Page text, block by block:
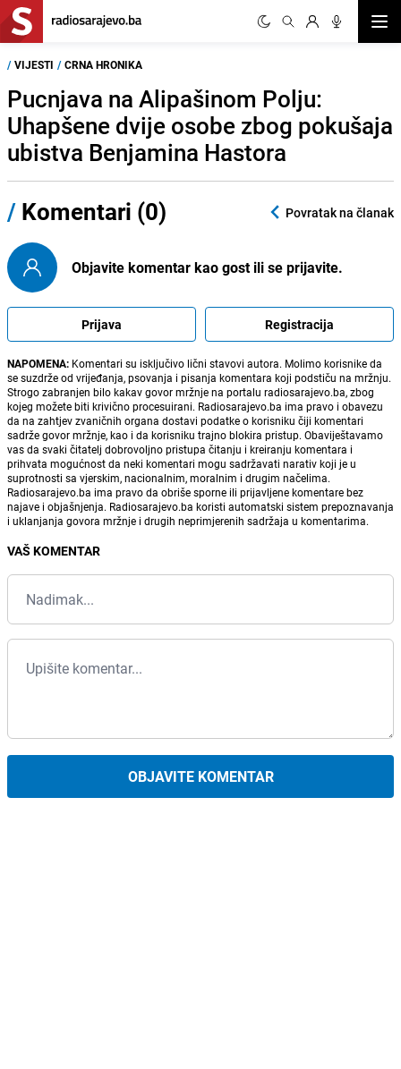
/ VIJESTI / CRNA HRONIKA
Pucnjava na Alipašinom Polju:
Uhapšene dvije osobe zbog pokušaja
ubistva Benjamina Hastora
/ Komentari (0) Povratak na članak
Objavite komentar kao gost ili se prijavite.
Prijava Registracija
NAPOMENA: Komentari su isključivo lični stavovi autora. Molimo korisnike da
se suzdrže od vrijeđanja, psovanja i pisanja komentara koji podstiču na mržnju.
Strogo zabranjen bilo kakav govor mržnje na portalu radiosarajevo.ba, zbog
kojeg možete biti krivično procesuirani. Radiosarajevo.ba ima pravo i obavezu
da na zahtjev zvaničnih organa dostavi podatke o korisniku čiji komentari
sadrže govor mržnje, kao i da korisniku trajno blokira pristup. Obaviještavamo
vas da svaki čitatelj dobrovoljno pristupa čitanju i kreiranju komentara i
prihvata mogućnost da neki komentari mogu sadržavati narativ koji je u
suprotnosti sa vjerskim, nacionalnim, moralnim i drugim načelima.
Radiosarajevo.ba ima pravo da obriše sporne ili prijavljene komentare bez
najave i objašnjenja. Radiosarajevo.ba koristi automatski sistem prepoznavanja
i uklanjanja govora mržnje i drugih neprimjerenih sadržaja u komentarima.
VAŠ KOMENTAR
OBJAVITE KOMENTAR